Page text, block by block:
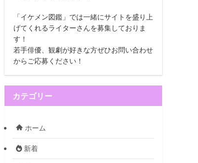
「イケメン図鑑」では一緒にサイトを盛り上
げてくれるライターさんを募集しておりま
す！
若手俳優、観劇が好きな方ぜひお問い合わせ
からご応募ください！
カテゴリー
ホーム
新着